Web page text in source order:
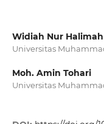
Widiah Nur Halimah
Universitas
Moh. Amin Tohari
Universitas